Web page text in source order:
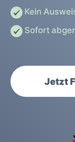
Kein
Sofort
Jetzt